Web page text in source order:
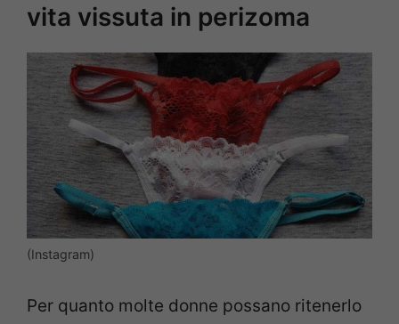
vita vissuta in perizoma
(Instagram)
Per quanto molte donne possano ritenerlo